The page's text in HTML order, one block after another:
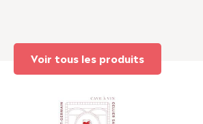
Voir tous les produits